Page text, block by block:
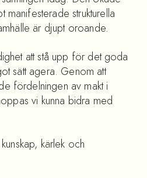
strukturella
är djupt oroande.
att stå upp för det goda
sätt agera. Genom att
fördelningen av makt i
vi kunna bidra med
kärlek och